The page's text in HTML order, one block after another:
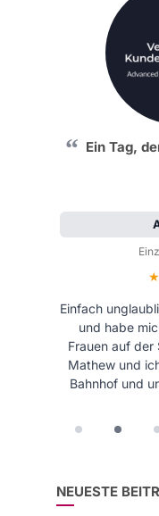
Ein Tag,
Einfach
und habe
Frauen auf der
Mathew und
Bahnhof und
NEUESTE